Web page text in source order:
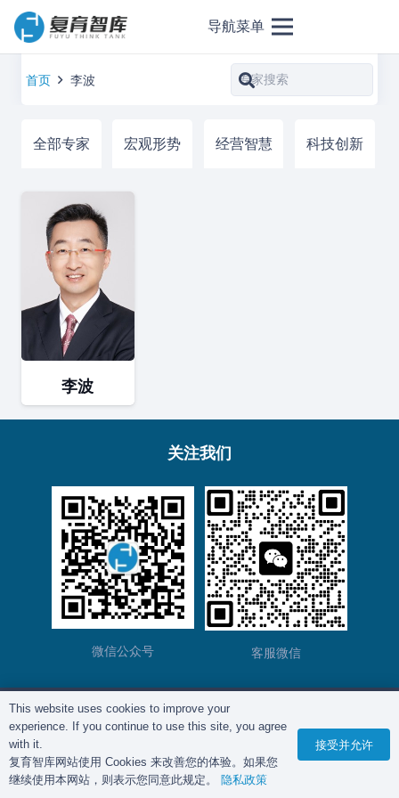
导航菜单
首页 李波
全部专家 宏观形势 经营智慧 科技创新
李波
关注我们
微信公众号 客服微信
版权所有©复育智库2012 – 2025年 |
This website uses cookies to improve your
experience. If you continue to use this site, you agree
with it.
复育智库网站使用 Cookies 来改善您的体验。如果您
继续使用本网站，则表示您同意此规定。 隐私政策
接受并允许